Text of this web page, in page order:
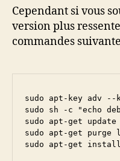
Cependant si vous
version plus
commandes
sudo apt-key adv --
sudo sh -c "echo
sudo apt-get update
sudo apt-get purge